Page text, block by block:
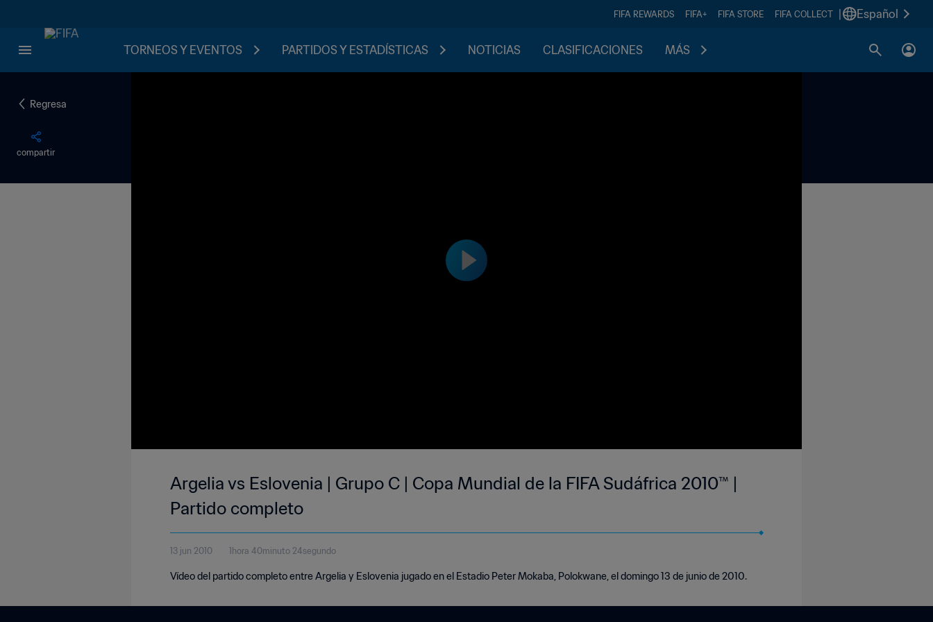
FIFA REWARDS FIFA+ FIFA STORE FIFA COLLECT Español
TORNEOS Y EVENTOS PARTIDOS Y ESTADÍSTICAS NOTICIAS CLASIFICACIONES MÁS
Regresa
compartir
Argelia vs Eslovenia | Grupo C | Copa Mundial de la FIFA Sudáfrica 2010™ |
Partido completo
13 jun 2010 1hora 40minuto 24segundo
Vídeo del partido completo entre Argelia y Eslovenia jugado en el Estadio Peter Mokaba, Polokwane, el domingo 13 de junio de 2010.